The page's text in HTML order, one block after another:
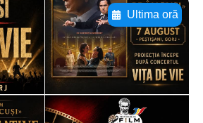
Ultima oră
textul pentru
aici
aici